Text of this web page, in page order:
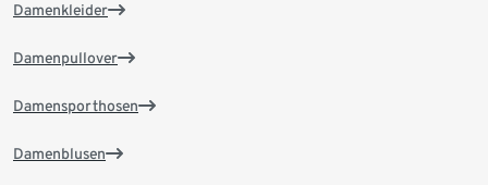
Damenkleider
Damenpullover
Damensporthosen
Damenblusen